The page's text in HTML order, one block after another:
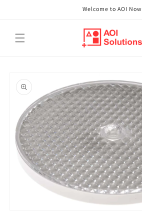
Welcome to AOI Now